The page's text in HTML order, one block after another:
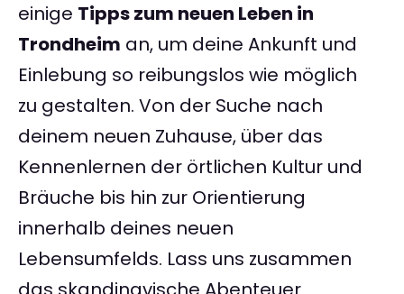
einige Tipps zum neuen Leben in
Trondheim an, um deine Ankunft und
Einlebung so reibungslos wie möglich
zu gestalten. Von der Suche nach
deinem neuen Zuhause, über das
Kennenlernen der örtlichen Kultur und
Bräuche bis hin zur Orientierung
innerhalb deines neuen
Lebensumfelds. Lass uns zusammen